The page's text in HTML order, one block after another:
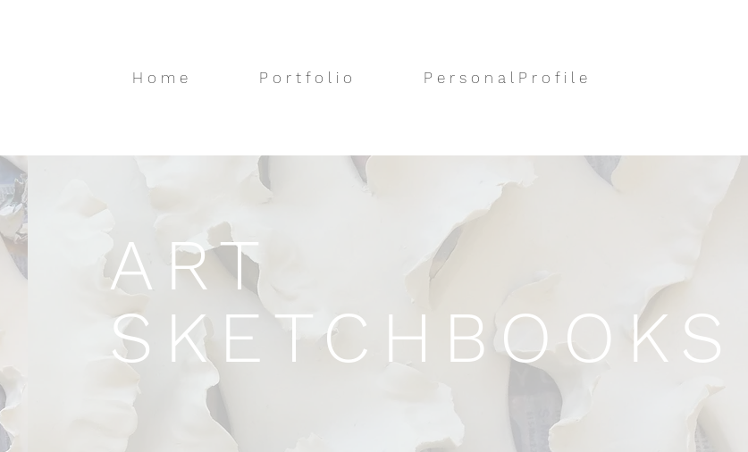
H o m e P o r t f o l i o P e r s o n a l P r o f i l e
ART
SKETCHBOOKS